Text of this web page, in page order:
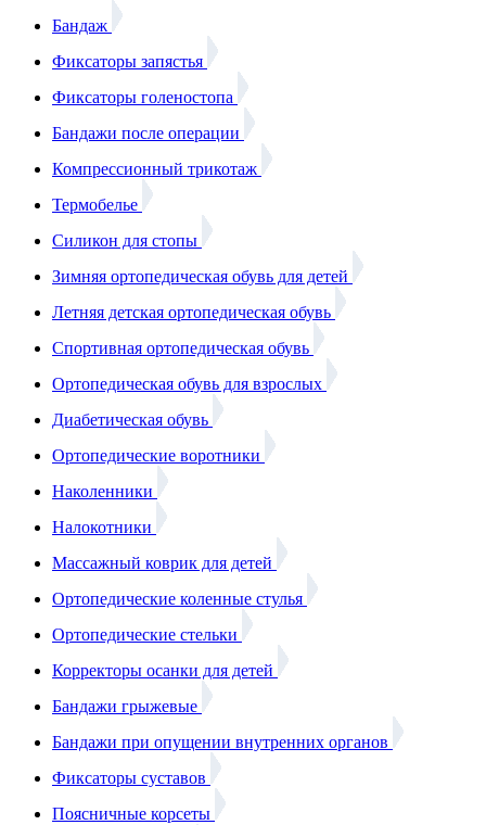
Бандаж
Фиксаторы запястья
Фиксаторы голеностопа
Бандажи после операции
Компрессионный трикотаж
Термобелье
Силикон для стопы
Зимняя ортопедическая обувь для детей
Летняя детская ортопедическая обувь
Спортивная ортопедическая обувь
Ортопедическая обувь для взрослых
Диабетическая обувь
Ортопедические воротники
Наколенники
Налокотники
Массажный коврик для детей
Ортопедические коленные стулья
Ортопедические стельки
Корректоры осанки для детей
Бандажи грыжевые
Бандажи при опущении внутренних органов
Фиксаторы суставов
Поясничные корсеты